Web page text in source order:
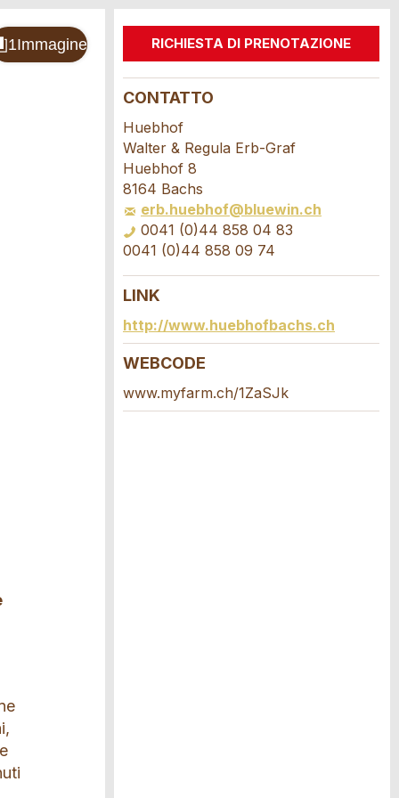
RICHIESTA DI PRENOTAZIONE
CONTATTO
Huebhof
Walter & Regula Erb-Graf
Huebhof 8
8164 Bachs
erb.huebhof@bluewin.ch
0041 (0)44 858 04 83
0041 (0)44 858 09 74
LINK
http://www.huebhofbachs.ch
WEBCODE
www.myfarm.ch/1ZaSJk